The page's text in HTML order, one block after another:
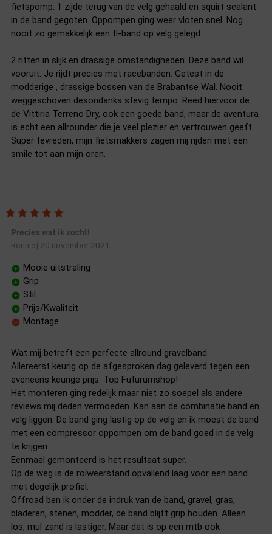
fietspomp. 1 zijde terug van de velg gehaald en squirt sealant
in de band gegoten. Oppompen ging weer vloten snel. Nog
nooit zo gemakkelijk een tl-band op velg gelegd.
2 ritten in slijk en drassige omstandigheden. Deze band wil
vooruit. Je rijdt precies met racebanden. Getest in de
modderige , drassige bossen van de Brabantse Wal. Nooit
weggeschoven desondanks stevig tempo. Reed hiervoor de
de Vittiria Terreno Dry, ook een goede band, maar de aventura
is echt een allrounder die je veel plezier en vertrouwen geeft.
Super tevreden, mijn fietsmakkers zagen mij rijden met een
smile tot aan mijn oren.
Precies wat ik zocht!
Ronnie| 20 november 2021
Mooie uitstraling
Grip
Stil
Prijs/Kwaliteit
Montage
Wat mij betreft een perfecte allround gravelband.
Allereerst keurig op de afgesproken dag geleverd tegen een
eveneens keurige prijs. Top Futurumshop!
Het monteren ging redelijk maar niet zo soepel als andere
reviews mij deden vermoeden. Kan aan de combinatie band en
velg liggen. De band ging lastig op de velg en ik moest de band
met een compressor oppompen om de band goed in de velg
te krijgen.
Eenmaal gemonteerd is het resultaat super.
Op de weg is de rolweerstand opvallend laag voor een band
met degelijk profiel.
Offroad ben ik onder de indruk van de band, gravel, gras,
bladeren, stenen, modder, de band blijft grip houden. Alleen
los, mul zand is lastiger. Maar dat is op een mtb ook